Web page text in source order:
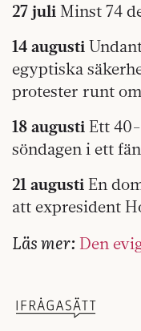
27 juli Minst 74
14 augusti
egyptiska
protester runt
18 augusti Ett
söndagen i ett
21 augusti En
att expresident
Läs mer: Den